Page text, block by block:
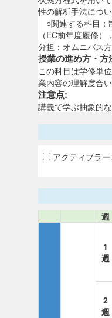
性の解析手法につい
○関連する科目：
（EC前年度履修）
分担：オムニバス
授業の進め方・方
この科目は学修単
業内容の理解度合
注意点:
講義で学ぶ抽象的
アクティブラ
週
1
週
2
週